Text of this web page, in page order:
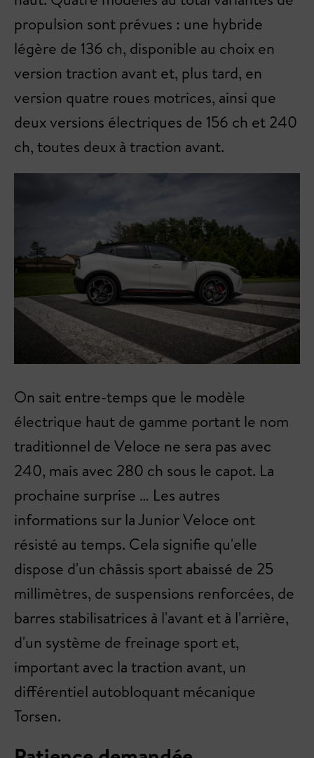
propulsion sont prévues : une hybride
légère de 136 ch, disponible au choix en
version traction avant et, plus tard, en
version quatre roues motrices, ainsi que
deux versions électriques de 156 ch et 240
ch, toutes deux à traction avant.
On sait entre-temps que le modèle
électrique haut de gamme portant le nom
traditionnel de Veloce ne sera pas avec
240, mais avec 280 ch sous le capot. La
prochaine surprise … Les autres
informations sur la Junior Veloce ont
résisté au temps. Cela signifie qu'elle
dispose d'un châssis sport abaissé de 25
millimètres, de suspensions renforcées, de
barres stabilisatrices à l'avant et à l'arrière,
d'un système de freinage sport et,
important avec la traction avant, un
différentiel autobloquant mécanique
Torsen.